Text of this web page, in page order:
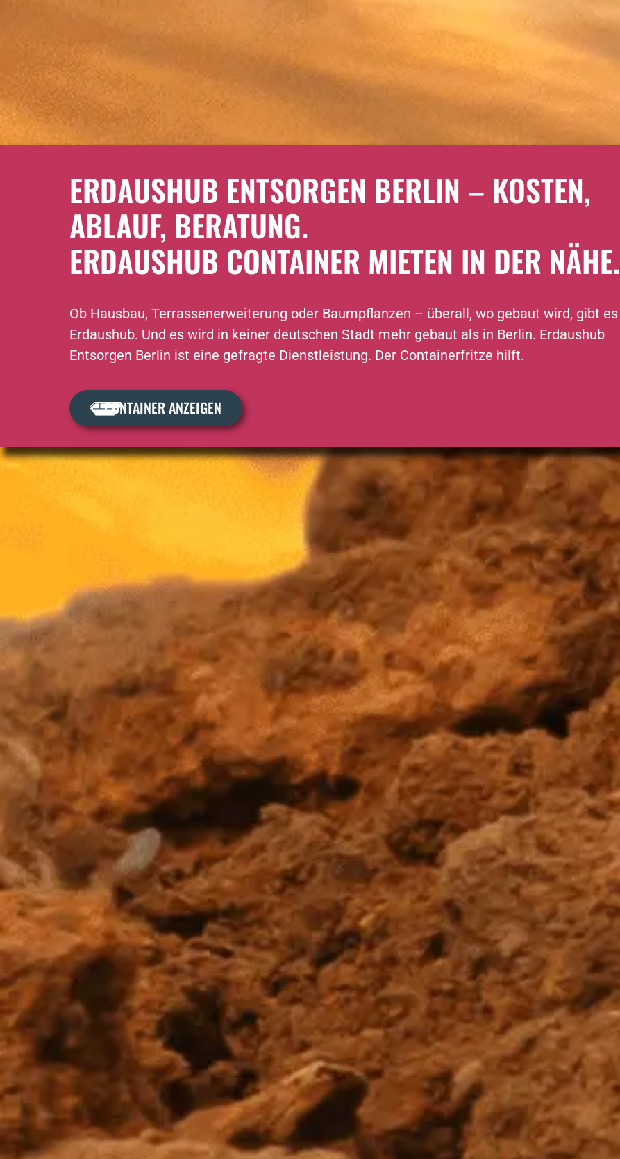
ERDAUSHUB ENTSORGEN BERLIN – KOSTEN,
ABLAUF, BERATUNG.
ERDAUSHUB CONTAINER MIETEN IN DER NÄHE.
Ob Hausbau, Terrassenerweiterung oder Baumpflanzen – überall, wo gebaut wird, gibt es
Erdaushub. Und es wird in keiner deutschen Stadt mehr gebaut als in Berlin. Erdaushub
Entsorgen Berlin ist eine gefragte Dienstleistung. Der Containerfritze hilft.
CONTAINER ANZEIGEN